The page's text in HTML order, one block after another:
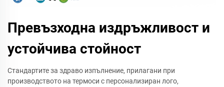
Превъзходна издръжливост и
устойчива стойност
Стандартите за здраво изпълнение, прилагани при
производството на термоси с персонализиран лого,